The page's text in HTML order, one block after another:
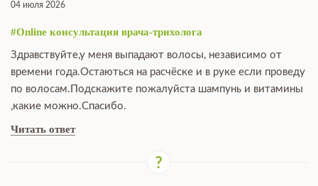
04 июля 2026
#Online консультация врача-трихолога
Здравствуйте,у меня выпадают волосы, независимо от
времени года.Остаються на расчёске и в руке если проведу
по волосам.Подскажите пожалуйста шампунь и витамины
,какие можно.Спасибо.
Читать ответ